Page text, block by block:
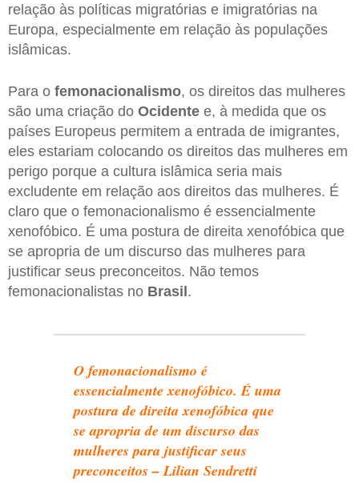
relação às políticas migratórias e imigratórias na
Europa, especialmente em relação às populações
islâmicas.
Para o femonacionalismo, os direitos das mulheres
são uma criação do Ocidente e, à medida que os
países Europeus permitem a entrada de imigrantes,
eles estariam colocando os direitos das mulheres em
perigo porque a cultura islâmica seria mais
excludente em relação aos direitos das mulheres. É
claro que o femonacionalismo é essencialmente
xenofóbico. É uma postura de direita xenofóbica que
se apropria de um discurso das mulheres para
justificar seus preconceitos. Não temos
femonacionalistas no Brasil.
O femonacionalismo é
essencialmente xenofóbico. É uma
postura de direita xenofóbica que
se apropria de um discurso das
mulheres para justificar seus
preconceitos – Lilian Sendretti